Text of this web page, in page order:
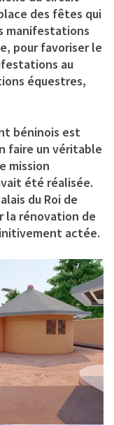
des fêtes qui
manifestations
pour favoriser le
au
équestres,
béninois est
faire un véritable
mission
été réalisée.
du Roi de
la rénovation de
actée.